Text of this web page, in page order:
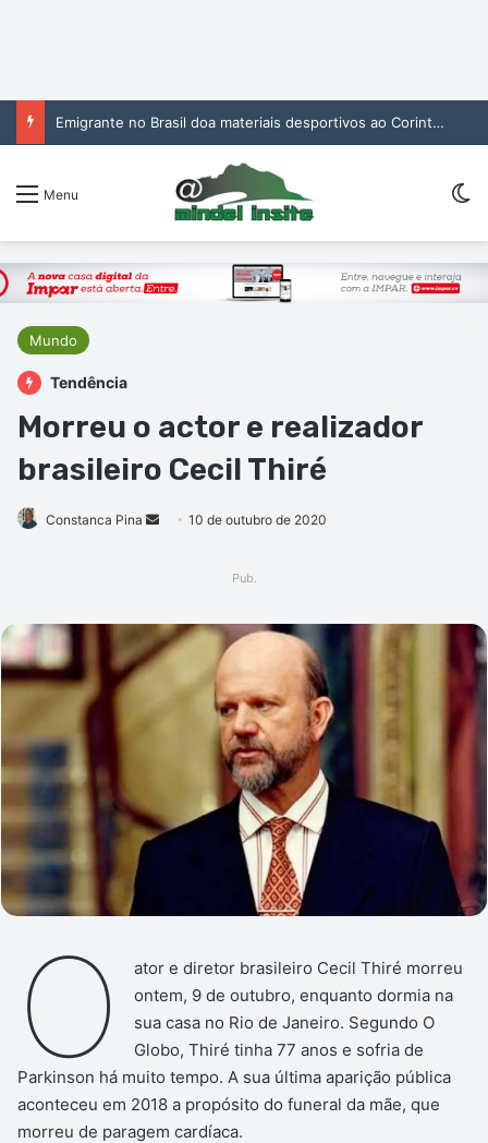
Emigrante no Brasil doa materiais desportivos ao Corinthians de São Vicente
Menu
Mundo
Tendência
Morreu o actor e realizador
brasileiro Cecil Thiré
Constanca Pina
Mande10 de outubro de 2020
Pub.
O
ator e diretor brasileiro Cecil Thiré morreu
ontem, 9 de outubro, enquanto dormia na
sua casa no Rio de Janeiro. Segundo O
Globo, Thiré tinha 77 anos e sofria de
Parkinson há muito tempo. A sua última aparição pública
aconteceu em 2018 a propósito do funeral da mãe, que
morreu de paragem cardíaca.